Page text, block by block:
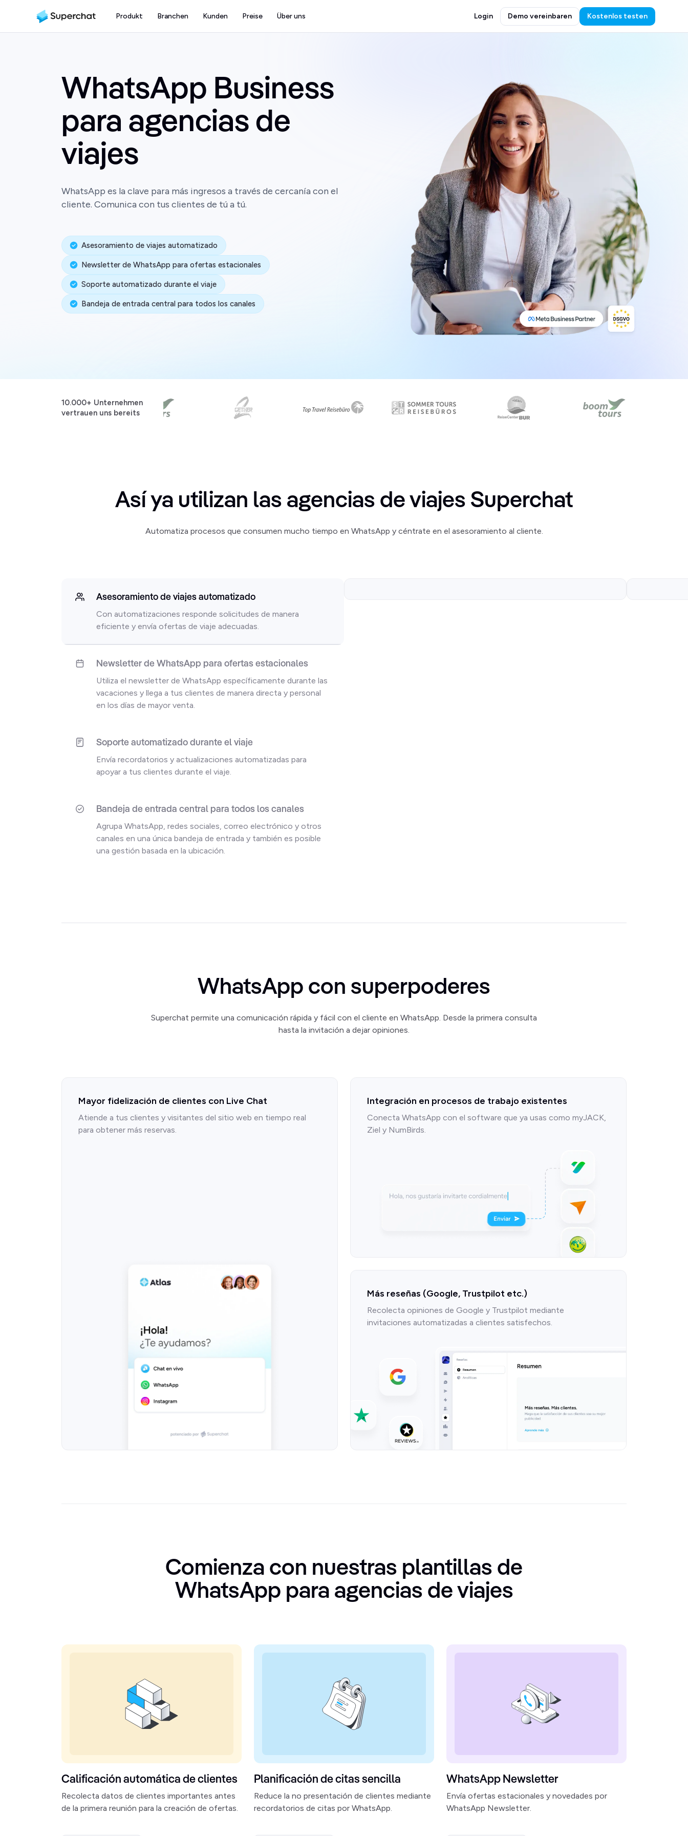
Produkt Branchen Kunden Preise Über uns Login Demo vereinbaren Kostenlos testen
WhatsApp Business
para agencias de
viajes
WhatsApp es la clave para más ingresos a través de cercanía con el
cliente. Comunica con tus clientes de tú a tú.
Asesoramiento de viajes automatizado
Newsletter de WhatsApp para ofertas estacionales
Soporte automatizado durante el viaje
Bandeja de entrada central para todos los canales
10.000+ Unternehmen
vertrauen uns bereits
Así ya utilizan las agencias de viajes Superchat
Automatiza procesos que consumen mucho tiempo en WhatsApp y céntrate en el asesoramiento al cliente.
Asesoramiento de viajes automatizado
Con automatizaciones responde solicitudes de manera
eficiente y envía ofertas de viaje adecuadas.
Newsletter de WhatsApp para ofertas estacionales
Utiliza el newsletter de WhatsApp específicamente durante las
vacaciones y llega a tus clientes de manera directa y personal
en los días de mayor venta.
Soporte automatizado durante el viaje
Envía recordatorios y actualizaciones automatizadas para
apoyar a tus clientes durante el viaje.
Bandeja de entrada central para todos los canales
Agrupa WhatsApp, redes sociales, correo electrónico y otros
canales en una única bandeja de entrada y también es posible
una gestión basada en la ubicación.
WhatsApp con superpoderes
Superchat permite una comunicación rápida y fácil con el cliente en WhatsApp. Desde la primera consulta
hasta la invitación a dejar opiniones.
Mayor fidelización de clientes con Live Chat
Atiende a tus clientes y visitantes del sitio web en tiempo real
para obtener más reservas.
Integración en procesos de trabajo existentes
Conecta WhatsApp con el software que ya usas como myJACK,
Ziel y NumBirds.
Más reseñas (Google, Trustpilot etc.)
Recolecta opiniones de Google y Trustpilot mediante
invitaciones automatizadas a clientes satisfechos.
Comienza con nuestras plantillas de
WhatsApp para agencias de viajes
Calificación automática de clientes
Recolecta datos de clientes importantes antes
de la primera reunión para la creación de ofertas.
Planificación de citas sencilla
Reduce la no presentación de clientes mediante
recordatorios de citas por WhatsApp.
WhatsApp Newsletter
Envía ofertas estacionales y novedades por
WhatsApp Newsletter.